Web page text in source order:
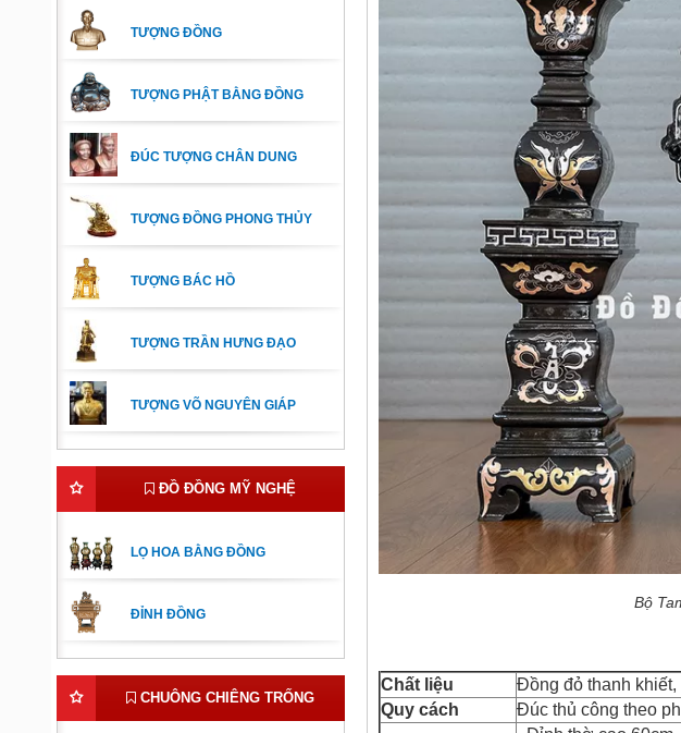
TƯỢNG ĐỒNG
TƯỢNG PHẬT BẰNG ĐỒNG
ĐÚC TƯỢNG CHÂN DUNG
TƯỢNG ĐỒNG PHONG THỦY
TƯỢNG BÁC HỒ
TƯỢNG TRẦN HƯNG ĐẠO
TƯỢNG VÕ NGUYÊN GIÁP
ĐỒ ĐỒNG MỸ NGHỆ
LỌ HOA BẰNG ĐỒNG
ĐỈNH ĐỒNG
CHUÔNG CHIÊNG TRỐNG
Bộ
Chất liệu
Đồng đỏ thanh
Quy cách
Đúc thủ công theo